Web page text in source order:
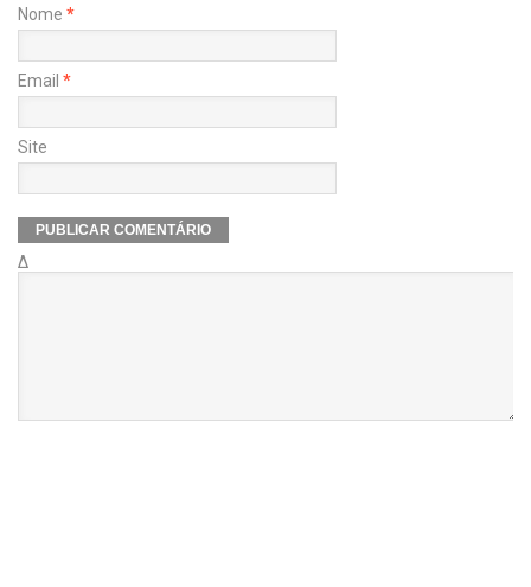
Nome *
Email *
Site
Δ